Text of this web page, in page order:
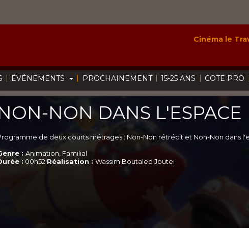
| ÉVÉNEMENTS | PROCHAINEMENT | 15-25 ANS | COTE PRO
Cinéma le
NON DANS L'ESPACE
de deux courts métrages : Non-Non rétrécit et Non-Non dans
: Animation, Familial
: 00h52 Réalisation : Wassim Boutaleb Joutei